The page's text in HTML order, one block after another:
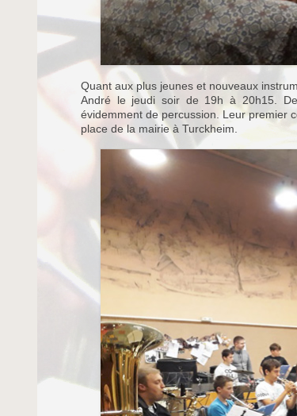
Quant aux plus jeunes et nouveaux
André le jeudi soir de 19h à 20h15.
évidemment de percussion. Leur premier
place de la mairie à Turckheim.